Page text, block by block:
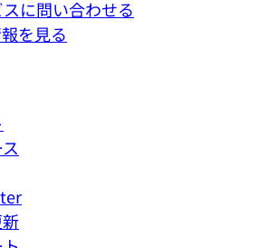
に問い合わせる
を見る